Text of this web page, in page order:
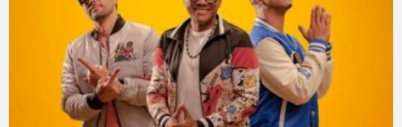
s
a
g
o